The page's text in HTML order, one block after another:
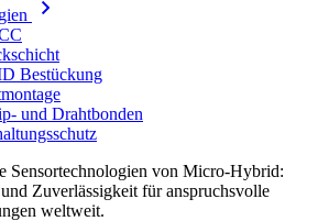
Bestückung
und Drahtbonden
Sensortechnologien von Micro-Hybrid:
Zuverlässigkeit für anspruchsvolle
weltweit.